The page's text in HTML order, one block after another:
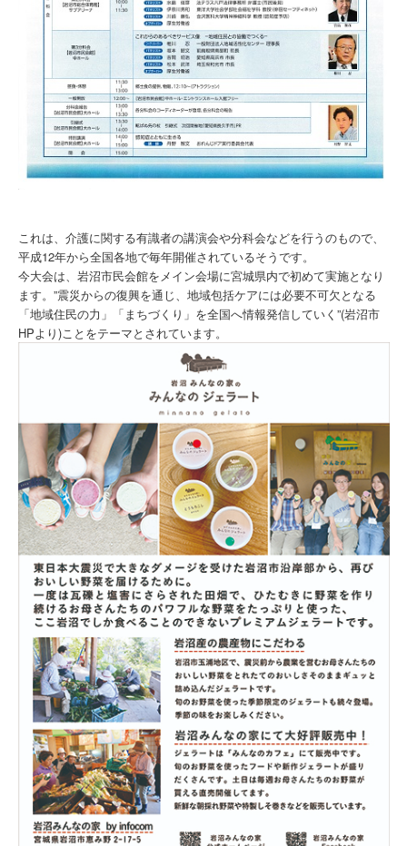
これは、介護に関する有識者の講演会や分科会などを行うのもので、
平成12年から全国各地で毎年開催されているそうです。
今大会は、岩沼市民会館をメイン会場に宮城県内で初めて実施となり
ます。”震災からの復興を通じ、地域包括ケアには必要不可欠となる
「地域住民の力」「まちづくり」を全国へ情報発信していく”(岩沼市
HPより)ことをテーマとされています。